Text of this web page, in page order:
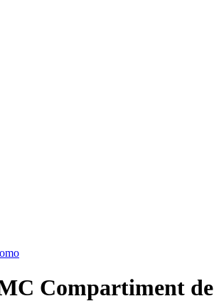
Compartiment de